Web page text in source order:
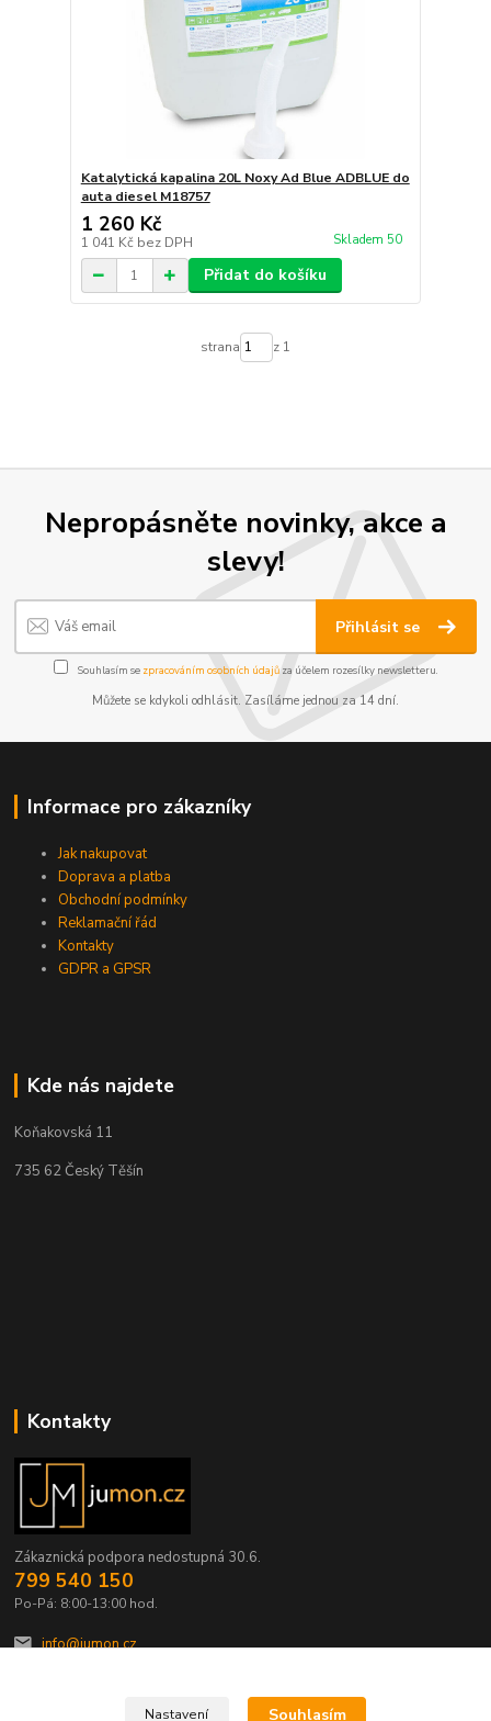
Katalytická kapalina 20L Noxy Ad Blue ADBLUE do
auta diesel M18757
1 260 Kč
1 041 Kč bez DPH Skladem 50
Přidat do košíku
strana z 1
Nepropásněte novinky, akce a
slevy!
Přihlásit se
Souhlasím se zpracováním osobních údajůza účelem rozesílky newsletteru.
Můžete se kdykoli odhlásit. Zasíláme jednou za 14 dní.
Informace pro zákazníky
Jak nakupovat
Doprava a platba
Obchodní podmínky
Reklamační řád
Kontakty
GDPR a GPSR
Kde nás najdete
Koňakovská 11
735 62 Český Těšín
Kontakty
Zákaznická podpora nedostupná 30.6.
799 540 150
Po-Pá: 8:00-13:00 hod.
info@jumon.cz
Nastavení Souhlasím